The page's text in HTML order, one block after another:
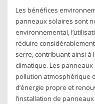
Les bénéfices
panneaux solaires sont
environnemental,
réduire
serre, contribuant ainsi à
climatique. Les
pollution atmosphérique
d’énergie propre et
l’installation de